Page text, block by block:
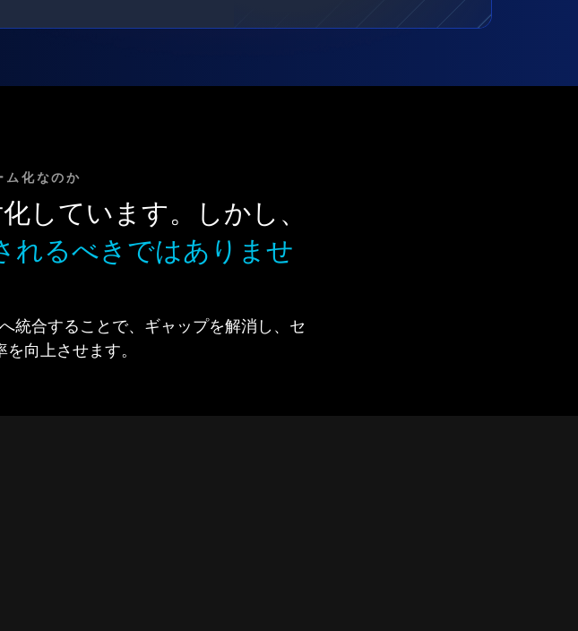
ム化なのか
しています。しかし、
れるべきではありませ
統合することで、ギャップを解消し、セ
向上させます。